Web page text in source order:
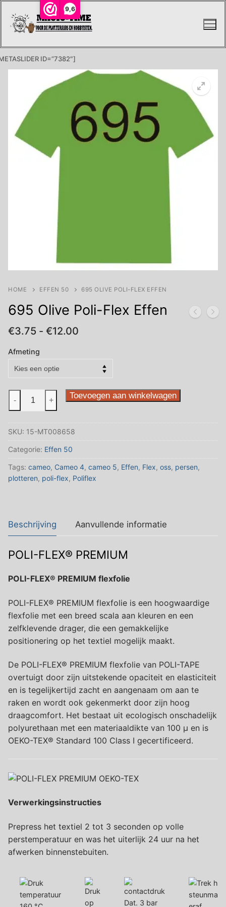
9,6
naar
ID=”7382″]
HOME EFFEN 50 695 OLIVE POLI-FLEX EFFEN
695 Olive Poli-Flex Effen
€3.75 - €12.00
Afmeting
Olive
Flex
Effen
- + Toevoegen aan winkelwagen
SKU: 15-MT008658
Categorie: Effen 50
Tags: cameo, Cameo 4, cameo 5, Effen, Flex, oss, persen,
plotteren, poli-flex, Poliflex
Beschrijving Aanvullende informatie
POLI-FLEX® PREMIUM
POLI-FLEX® PREMIUM flexfolie
POLI-FLEX® PREMIUM flexfolie is een hoogwaardige
flexfolie met een breed scala aan kleuren en een
zelfklevende drager, die een gemakkelijke
positionering op het textiel mogelijk maakt.
De POLI-FLEX® PREMIUM flexfolie van POLI-TAPE
overtuigt door zijn uitstekende opaciteit en elasticiteit
en is tegelijkertijd zacht en aangenaam om aan te
raken en wordt ook gekenmerkt door zijn hoog
draagcomfort. Het bestaat uit ecologisch onschadelijk
polyurethaan met een materiaaldikte van 100 µ en is
OEKO-TEX® Standard 100 Class I gecertificeerd.
Verwerkingsinstructies
Prepress het textiel 2 tot 3 seconden op volle
perstemperatuur en was het uiterlijk 24 uur na het
afwerken binnenstebuiten.
Dat. 3 bar